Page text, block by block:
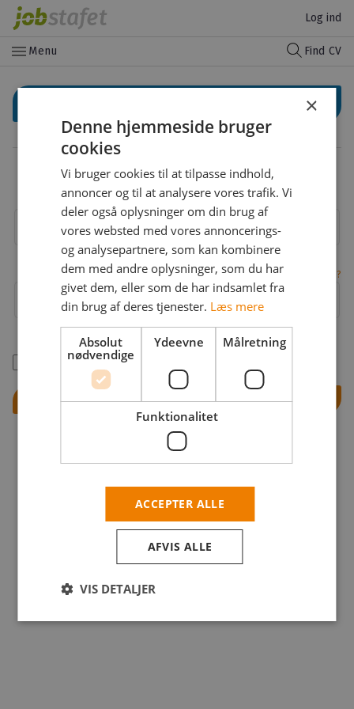
Log ind
menu Menu Find CV
Log ind med din email
Adgangskode
Glemt adgangskode?
Husk mig
Log ind
×
Denne hjemmeside bruger
cookies
Vi bruger cookies til at tilpasse indhold,
annoncer og til at analysere vores trafik. Vi
deler også oplysninger om din brug af
vores websted med vores annoncerings-
og analysepartnere, som kan kombinere
dem med andre oplysninger, som du har
givet dem, eller som de har indsamlet fra
din brug af deres tjenester. Læs mere
Absolut
nødvendige
Ydeevne Målretning
Funktionalitet
ACCEPTER ALLE
AFVIS ALLE
VIS DETALJER